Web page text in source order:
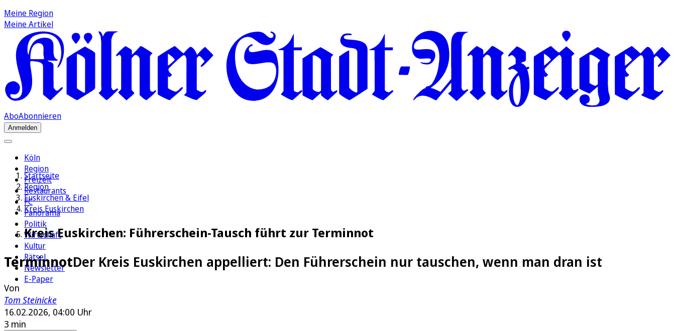
Meine Region
Meine Artikel
AboAbonnieren
Anmelden
Köln
Region
Freizeit
Restaurants
FC
Panorama
Politik
Wirtschaft
Kultur
Rätsel
Newsletter
E-Paper
Startseite
Region
Euskirchen & Eifel
Kreis Euskirchen
Kreis Euskirchen: Führerschein-Tausch führt zur Terminnot
TerminnotDer Kreis Euskirchen appelliert: Den Führerschein nur tauschen, wenn man dran ist
Von
Tom Steinicke
16.02.2026, 04:00 Uhr
3 min